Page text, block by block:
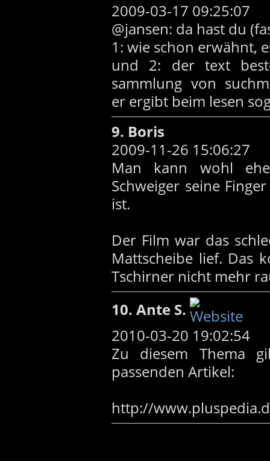
2009-03-17 09:25:07
@jansen: da hast du
1: wie schon erwähnt,
und 2: der text
sammlung von
er ergibt beim lesen
9. Boris
2009-11-26 15:06:27
Man kann wohl
Schweiger seine
ist.
Der Film war das
Mattscheibe lief. Das
Tschirner nicht mehr
10. Ante S.
2010-03-20 19:02:54
Zu diesem Thema
passenden Artikel:
http://